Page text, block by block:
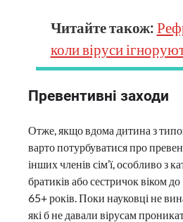
Читайте також:
коли віруси
Превентивні заходи
Отже, якщо вдома дитина з
варто потурбуватися про
інших членів сім’ї, особливо з
братиків або сестричок віком
65+ років. Поки науковці не
які б не давали вірусам